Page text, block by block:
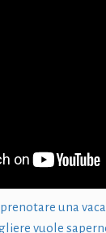
una
vuole